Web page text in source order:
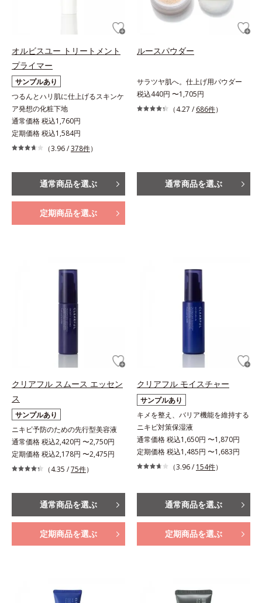
オルビスユー トリートメント
プライマー
サンプルあり
つるんとハリ肌に仕上げるスキンケ
ア発想の化粧下地
通常価格 税込1,760円
定期価格 税込1,584円
（3.96 /378件）
通常商品を選ぶ
定期商品を選ぶ
ルースパウダー
サラツヤ肌へ。仕上げ用パウダー
税込440円 〜1,705円
（4.27 / 686件）
通常商品を選ぶ
クリアフル スムース エッセン
ス
サンプルあり
ニキビ予防のための先行型美容液
通常価格 税込2,420円 〜2,750円
定期価格 税込2,178円 〜2,475円
（4.35 /75件）
通常商品を選ぶ
定期商品を選ぶ
クリアフル モイスチャー
サンプルあり
キメを整え、バリア機能を維持する
ニキビ対策保湿液
通常価格 税込1,650円 〜1,870円
定期価格 税込1,485円 〜1,683円
（3.96 / 154件）
通常商品を選ぶ
定期商品を選ぶ